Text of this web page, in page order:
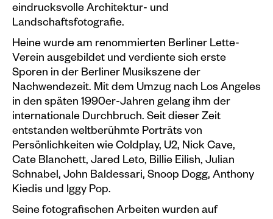
eindrucksvolle Architektur- und
Landschaftsfotografie.
Heine wurde am renommierten Berliner Lette-
Verein ausgebildet und verdiente sich erste
Sporen in der Berliner Musikszene der
Nachwendezeit. Mit dem Umzug nach Los Angeles
in den späten 1990er-Jahren gelang ihm der
internationale Durchbruch. Seit dieser Zeit
entstanden weltberühmte Porträts von
Persönlichkeiten wie Coldplay, U2, Nick Cave,
Cate Blanchett, Jared Leto, Billie Eilish, Julian
Schnabel, John Baldessari, Snoop Dogg, Anthony
Kiedis und Iggy Pop.
Seine fotografischen Arbeiten wurden auf